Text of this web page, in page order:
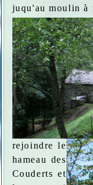
juqu'au moulin à
rejoindre le
hameau des
Couderts et